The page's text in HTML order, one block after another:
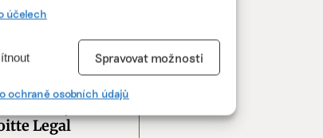
údajů, Propojení různých
přenášených
účelech
Spravovat možnosti
ochraně osobních údajů
Lidl Česká republika
ideální je začít
Legal